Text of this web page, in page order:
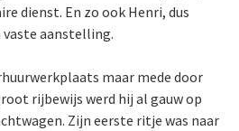
dienst. En zo ook Henri, dus
vaste aanstelling.
maar mede door
rijbewijs werd hij al gauw op
Zijn eerste ritje was naar